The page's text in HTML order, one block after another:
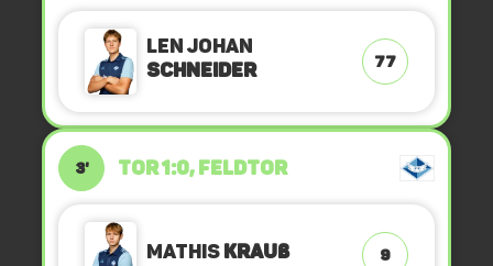
Len Johan
Schneider
77
3' TOR 1:0, FELDTOR
MathisKrauß 9